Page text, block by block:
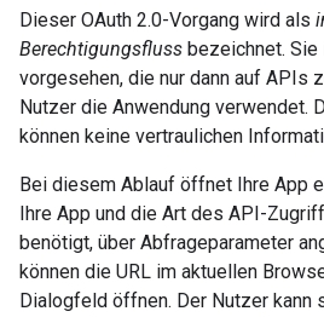
Dieser OAuth 2.0-Vorgang wird als
Berechtigungsfluss bezeichnet. Sie
vorgesehen, die nur dann auf APIs
Nutzer die Anwendung verwendet.
können keine vertraulichen
Bei diesem Ablauf öffnet Ihre App
Ihre App und die Art des API-
benötigt, über Abfrageparameter
können die URL im aktuellen
Dialogfeld öffnen. Der Nutzer kann